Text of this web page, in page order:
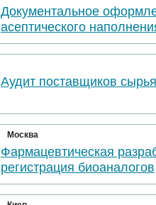
Документальное
асептического
Аудит поставщиков
Москва
Фармацевтическая
регистрация биоаналогов